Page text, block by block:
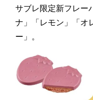
サブレ限定新フレー
ナ」「レモン」「オ
ー」。